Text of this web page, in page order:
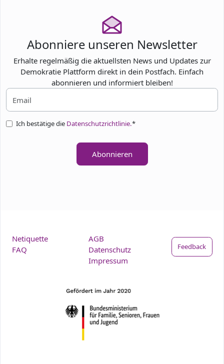
Abonniere unseren Newsletter
Erhalte regelmäßig die aktuellsten News und Updates zur
Demokratie Plattform direkt in dein Postfach. Einfach
abonnieren und informiert bleiben!
Ich bestätige die Datenschutzrichtlinie.*
Abonnieren
Netiquette
FAQ
AGB
Datenschutz
Impressum
Feedback